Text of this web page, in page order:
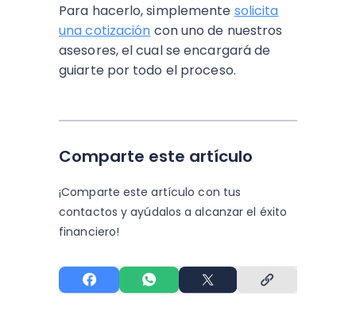
Para hacerlo, simplemente solicita
una cotización con uno de nuestros
asesores, el cual se encargará de
guiarte por todo el proceso.
Comparte este artículo
¡Comparte este artículo con tus
contactos y ayúdalos a alcanzar el éxito
financiero!